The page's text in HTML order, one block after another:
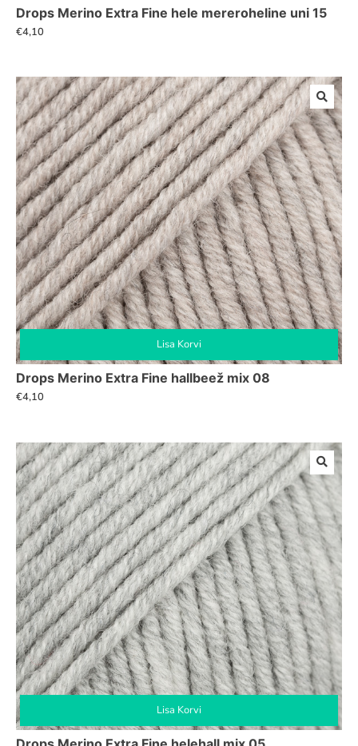
Drops Merino Extra Fine hele mereroheline uni 15
€4,10
Lisa Korvi
Drops Merino Extra Fine hallbeež mix 08
€4,10
Lisa Korvi